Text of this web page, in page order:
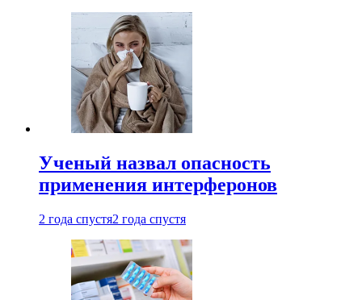
Ученый назвал опасность
применения интерферонов
2 года спустя2 года спустя